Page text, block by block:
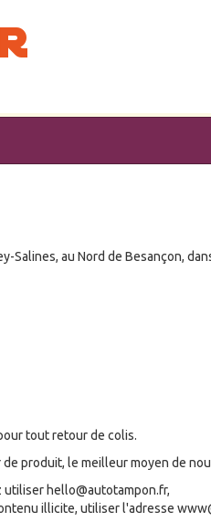
Salines, au Nord de Besançon,
tout retour de colis.
produit, le meilleur moyen de
hello@autotampon.fr,
illicite, utiliser l'adresse